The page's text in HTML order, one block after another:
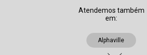
Atendemos também
em:
Alphaville